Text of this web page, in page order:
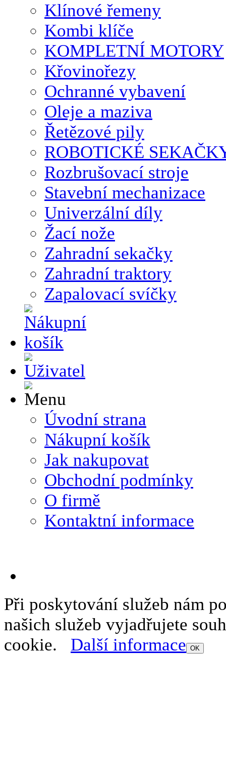
Klínové řemeny
Kombi klíče
KOMPLETNÍ MOTORY
Křovinořezy
Ochranné vybavení
Oleje a maziva
Řetězové pily
ROBOTICKÉ
Rozbrušovací stroje
Stavební mechanizace
Univerzální díly
Žací nože
Zahradní sekačky
Zahradní traktory
Zapalovací svíčky
Úvodní strana
Nákupní košík
Jak nakupovat
Obchodní podmínky
O firmě
Kontaktní informace
Při poskytování služeb nám
našich služeb vyjadřujete
cookie. Další informace